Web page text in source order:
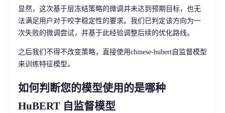
显然，这次基于层冻结策略的微调并未达到预期目标，也无
法满足用户对于咬字稳定性的要求。我们已判定该方向为一
次失败的微调尝试，并基于此经验调整后续的优化路线。
之后我们不得不改变策略，直接使用chinese-hubert自监督模型
来训练特征模型。
如何判断您的模型使用的是哪种
HuBERT 自监督模型